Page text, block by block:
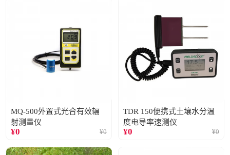
MQ-500外置式光合有效辐
射测量仪
¥0 ¥0
TDR 150便携式土壤水分温
度电导率速测仪
¥0 ¥0